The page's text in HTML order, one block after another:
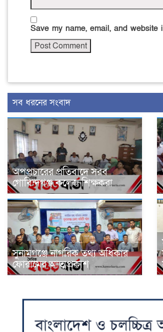
Save my name, email, and
সব ধরনের সংবাদ
অপপ্রচারের প্রতিবাদে সরব
গোবিন্দগঞ্জ কলেজ শিক্ষকরা
সুনামগঞ্জে নাগরিক তথ্য অধিকার
ফোরামের আত্মপ্রকাশ